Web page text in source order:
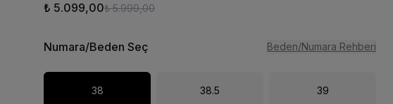
₺ 5.099,00₺ 5.999,00
Numara/Beden Seç Beden/Numara Rehberi
38 38.5 39